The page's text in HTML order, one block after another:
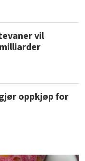
vil
oppkjøp for